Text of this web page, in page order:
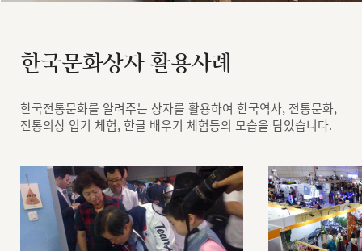
한국문화상자 활용사례
한국전통문화를 알려주는 상자를 활용하여 한국역사, 전통문화,
전통의상 입기 체험, 한글 배우기 체험등의 모습을 담았습니다.